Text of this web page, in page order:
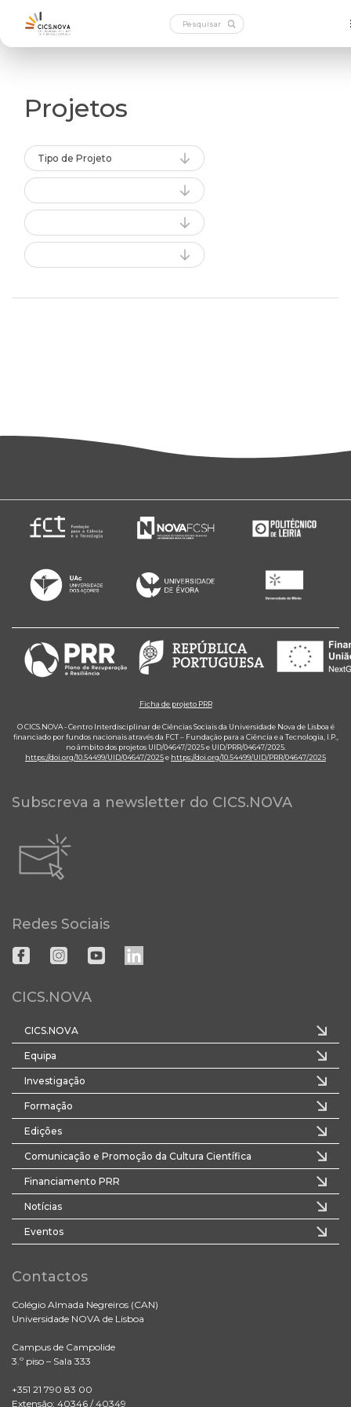
Projetos
Tipo de Projeto
Ficha de projeto PRR
O CICS.NOVA - Centro Interdisciplinar de Ciências Sociais da Universidade Nova de Lisboa é
financiado por fundos nacionais através da FCT – Fundação para a Ciência e a Tecnologia, I.P.,
no âmbito dos projetos UID/04647/2025 e UID/PRR/04647/2025.
https://doi.org/10.54499/UID/04647/2025e https://doi.org/10.54499/UID/PRR/04647/2025
Subscreva a newsletter do CICS.NOVA
Redes Sociais
CICS.NOVA
CICS.NOVA
Equipa
Investigação
Formação
Edições
Comunicação e Promoção da Cultura Científica
Financiamento PRR
Notícias
Eventos
Contactos
Colégio Almada Negreiros (CAN)
Universidade NOVA de Lisboa
Campus de Campolide
3.º piso – Sala 333
+351 21 790 83 00
Extensão: 40346 / 40349